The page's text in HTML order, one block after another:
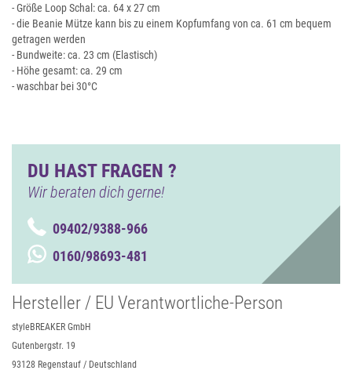
- Größe Loop Schal: ca. 64 x 27 cm
- die Beanie Mütze kann bis zu einem Kopfumfang von ca. 61 cm bequem
getragen werden
- Bundweite: ca. 23 cm (Elastisch)
- Höhe gesamt: ca. 29 cm
- waschbar bei 30°C
DU HAST FRAGEN ?
Wir beraten dich gerne!
09402/9388-966
0160/98693-481
Hersteller / EU Verantwortliche-Person
styleBREAKER GmbH
Gutenbergstr. 19
93128 Regenstauf / Deutschland